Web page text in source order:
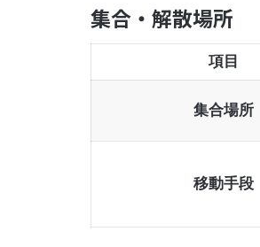
集合・解散場所
項目
集合場所
移動手段